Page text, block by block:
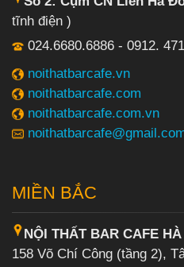
tĩnh điện )
024.6680.6886 - 0912.
noithatbarcafe.vn
noithatbarcafe.com
noithatbarcafe.com.vn
MIỀN BẮC
NỘI THẤT BAR CAFE HÀ
158 Võ Chí Công (tầng 2),